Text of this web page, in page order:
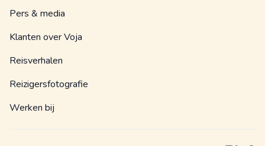
Pers & media
Klanten over Voja
Reisverhalen
Reizigersfotografie
Werken bij